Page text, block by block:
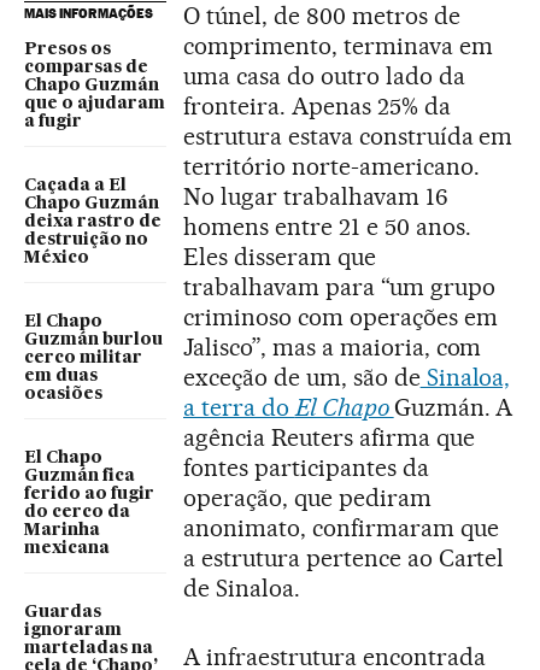
MAIS INFORMAÇÕES
Presos os
comparsas de
Chapo Guzmán
que o ajudaram
a fugir
Caçada a El
Chapo Guzmán
deixa rastro de
destruição no
México
El Chapo
Guzmán burlou
cerco militar
em duas
ocasiões
El Chapo
Guzmán fica
ferido ao fugir
do cerco da
Marinha
mexicana
Guardas
ignoraram
marteladas na
cela de ‘Chapo’
O túnel, de 800 metros de
comprimento, terminava em
uma casa do outro lado da
fronteira. Apenas 25% da
estrutura estava construída em
território norte-americano.
No lugar trabalhavam 16
homens entre 21 e 50 anos.
Eles disseram que
trabalhavam para “um grupo
criminoso com operações em
Jalisco”, mas a maioria, com
exceção de um, são deSinaloa,
a terra doEl ChapoGuzmán. A
agência Reuters afirma que
fontes participantes da
operação, que pediram
anonimato, confirmaram que
a estrutura pertence ao Cartel
de Sinaloa.
A infraestrutura encontrada